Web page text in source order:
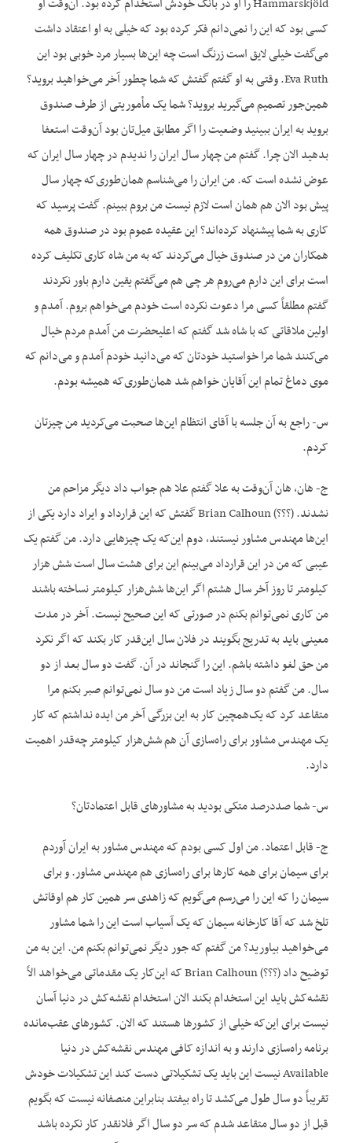
کسی بود که این را نمی‌دانم فکر کرده بود که خیلی به او اعتقاد داشت
می‌گفت خیلی لایق است زرنگ است چه این‌ها بسیار مرد خوبی بود این
Eva Ruth. وقتی به او گفتم گفتش که شما چطور آخر می‌خواهید بروید؟
همین‌جور تصمیم می‌گیرید بروید؟ شما یک مأموریتی از طرف صندوق
بروید به ایران ببینید وضعیت را اگر مطابق میل‌تان بود آن‌وقت استعفا
بدهید الان چرا. گفتم من چهار سال ایران را ندیدم در چهار سال ایران که
عوض نشده است که. من ایران را می‌شناسم همان‌طوری‌که چهار سال
پیش بود الان هم همان است لازم نیست من بروم ببینم. گفت پرسید که
کاری به شما پیشنهاد کرده‌اند؟ این عقیده عموم بود در صندوق همه
همکاران من در صندوق خیال می‌کردند که به من شاه کاری تکلیف کرده
است برای این دارم می‌روم هر چی هم می‌گفتم یقین دارم باور نکردند
گفتم مطلقاً کسی مرا دعوت نکرده است خودم می‌خواهم بروم. آمدم و
اولین ملاقاتی که با شاه شد گفتم که اعلیحضرت من آمدم مردم خیال
می‌کنند شما مرا خواستید خودتان که می‌دانید خودم آمدم و می‌دانم که
موی دماغ تمام این آقایان خواهم شد همان‌طوری‌که همیشه بودم.
س- راجع به آن جلسه با آقای انتظام این‌ها صحبت می‌کردید من چیزتان
کردم.
ج- هان، هان آن‌وقت به علا گفتم علا هم جواب داد دیگر مزاحم من
نشدند. (؟؟؟) Brian Calhoun گفتش که این قرارداد و ایراد دارد یکی از
این‌ها مهندس مشاور نیستند، دوم این‌که یک چیزهایی دارد. من گفتم یک
عیبی که من در این قرارداد می‌بینم این برای هشت سال است شش هزار
کیلومتر تا روز آخر سال هشتم اگر این‌ها شش‌هزار کیلومتر نساخته باشند
من کاری نمی‌توانم بکنم در صورتی که این صحیح نیست. آخر در مدت
معینی باید به تدریج بگویند در فلان سال این‌قدر کار بکند که اگر نکرد
من حق لغو داشته باشم. این را گنجاند در آن. گفت دو سال بعد از دو
سال. من گفتم دو سال زیاد است من دو سال نمی‌توانم صبر بکنم مرا
متقاعد کرد که یک‌همچین کار به این بزرگی آخر من ایده نداشتم که کار
یک مهندس مشاور برای راه‌سازی آن هم شش‌هزار کیلومتر چه‌قدر اهمیت
دارد.
س- شما صددرصد متکی بودید به مشاورهای قابل اعتمادتان؟
ج- قابل اعتماد. من اول کسی بودم که مهندس مشاور به ایران آوردم
برای سیمان برای همه کارها برای راه‌سازی هم مهندس مشاور. و برای
سیمان را که این را می‌رسم می‌گویم که زاهدی سر همین کار هم اوقاتش
تلخ شد که آقا کارخانه سیمان که یک آسیاب است این را شما مشاور
می‌خواهید بیاورید؟ من گفتم که جور دیگر نمی‌توانم بکنم من. این به من
توضیح داد (؟؟؟) Brian Calhoun که این‌کار یک مقدماتی می‌خواهد الاً
نقشه‌کش باید این استخدام بکند الان استخدام نقشه‌کش در دنیا آسان
نیست برای این‌که خیلی از کشورها هستند که الان. کشورهای عقب‌مانده
برنامه راه‌سازی دارند و به اندازه کافی مهندس نقشه‌کش در دنیا
Available نیست این باید یک تشکیلاتی دست کند این تشکیلات خودش
تقریباً دو سال طول می‌کشد تا راه بیفتد بنابراین منصفانه نیست که بگویم
قبل از دو سال متقاعد شدم که سر دو سال اگر فلانقدر کار نکرده باشد